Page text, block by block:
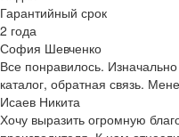
Гарантийный срок
2 года
София Шевченко
Все понравилось.
каталог, обратная связь.
Исаев Никита
Хочу выразить огромную